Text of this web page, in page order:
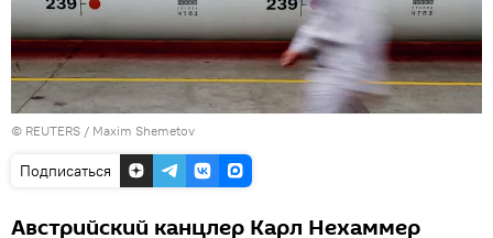
© REUTERS / Maxim Shemetov
Подписаться
Австрийский канцлер Карл Нехаммер